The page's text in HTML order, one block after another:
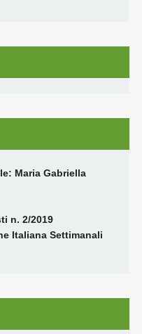
Maria Gabriella
n. 2/2019
Italiana Settimanali